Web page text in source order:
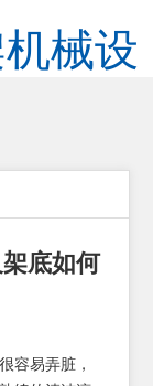
械设
底如何
容易弄脏，